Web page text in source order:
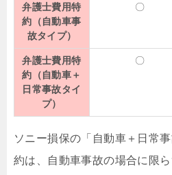
弁護士費用特
約（自動車事
故タイプ）
〇
弁護士費用特
約（自動車＋
日常事故タイ
プ）
〇
ソニー損保の「自動車＋日常
約は、自動車事故の場合に限